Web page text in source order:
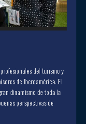
del turismo y
de Iberoamérica. El
dinamismo de toda la
perspectivas de